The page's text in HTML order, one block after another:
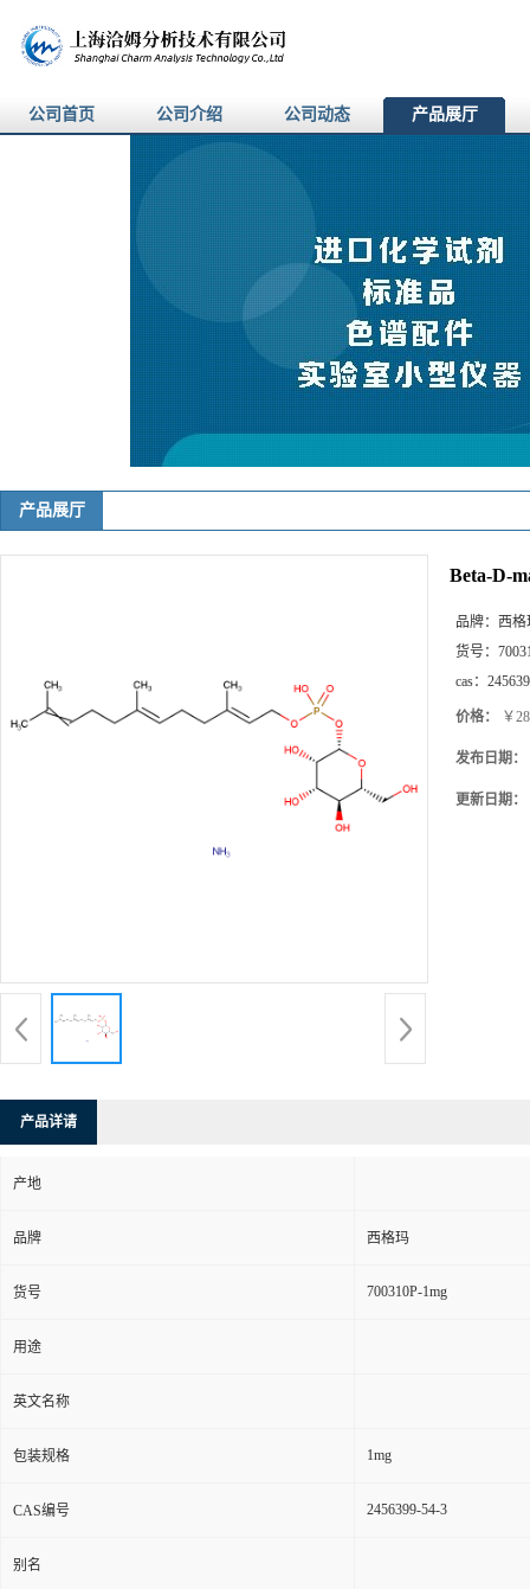
公司首页 公司介绍 公司动态 产品展厅
产品展厅
Beta-D-
品牌： 西格
货号：
cas：
价格： ￥
发布日期：
更新日期：
产品详请
产地
品牌 西格玛
货号 700310P-1mg
用途
英文名称
包装规格 1mg
CAS编号 2456399-54-3
别名